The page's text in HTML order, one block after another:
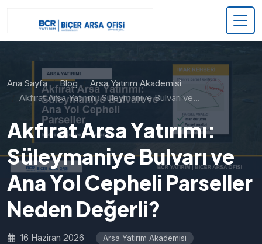
Ana Sayfa Blog
Arsa Yatırım Akademisi
Akfırat Arsa Yatırımı: Süleymaniye Bulvarı ve…
Akfırat Arsa Yatırımı:
Süleymaniye Bulvarı ve
Ana Yol Cepheli Parseller
Neden Değerli?
16 Haziran 2026 Arsa Yatırım Akademisi